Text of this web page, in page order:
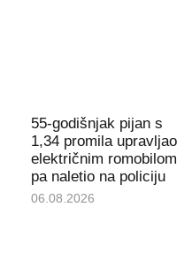
55-godišnjak pijan s
1,34 promila upravljao
električnim romobilom
pa naletio na policiju
06.08.2026